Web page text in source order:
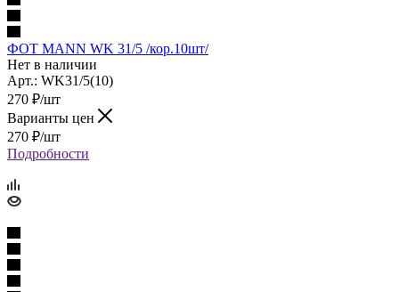
ФОТ MANN WK 31/5 /кор.10шт/
Нет в наличии
Арт.: WK31/5(10)
270 ₽/шт
Варианты цен
270 ₽/шт
Подробности